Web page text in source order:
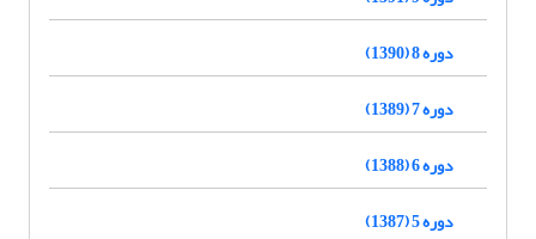
دوره 8 (1390)
دوره 7 (1389)
دوره 6 (1388)
دوره 5 (1387)